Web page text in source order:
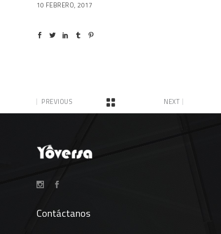
10 FEBRERO, 2017
PREVIOUS NEXT
Contáctanos